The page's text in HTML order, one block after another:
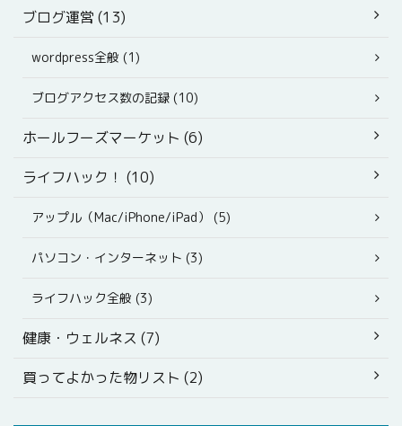
ブログ運営 (13)
wordpress全般 (1)
ブログアクセス数の記録 (10)
ホールフーズマーケット (6)
ライフハック！ (10)
アップル（Mac/iPhone/iPad） (5)
パソコン・インターネット (3)
ライフハック全般 (3)
健康・ウェルネス (7)
買ってよかった物リスト (2)